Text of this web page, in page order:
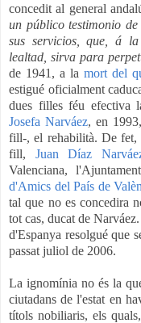
concedit al general
un público testimonio
sus servicios, que, á
lealtad, sirva para
de 1941, a la mort del
estigué oficialment
dues filles féu efectiva
Josefa Narváez, en
fill-, el rehabilità. De fet,
fill, Juan Díaz
Valenciana,
d'Amics del País de
tal que no es concedira
tot cas, ducat de
d'Espanya resolgué que
passat juliol de 2006.
La ignomínia no és la
ciutadans de l'estat en
títols nobiliaris, els